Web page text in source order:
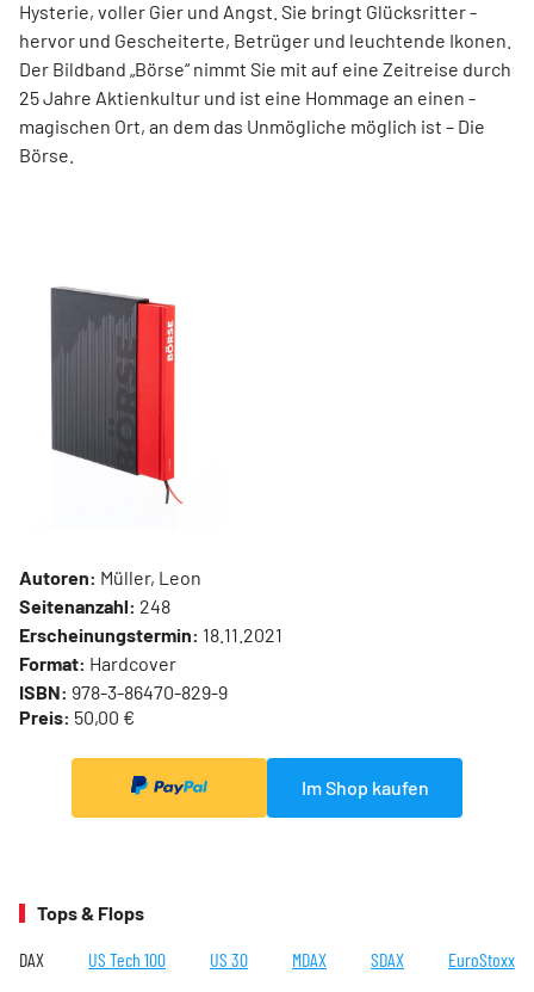
Hysterie, ­voller Gier und Angst. Sie bringt Glücksritter ­
hervor und ­Gescheiterte, ­Betrüger und leuchtende Ikonen.
Der Bildband ­„Börse“ nimmt Sie mit auf eine Zeit­reise durch
25 Jahre Aktienkultur und ist eine Hommage an ­einen ­
magischen Ort, an dem das Unmögliche ­möglich ist – Die
Börse.
Autoren: Müller, Leon
Seitenanzahl: 248
Erscheinungstermin: 18.11.2021
Format: Hardcover
ISBN: 978-3-86470-829-9
Preis: 50,00 €
Im Shop kaufen
Tops & Flops
DAX US Tech 100 US 30 MDAX SDAX EuroStoxx